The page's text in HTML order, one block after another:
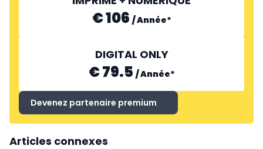
€ 106 /Année*
DIGITAL ONLY
€ 79.5 /Année*
Devenez partenaire premium
Articles connexes